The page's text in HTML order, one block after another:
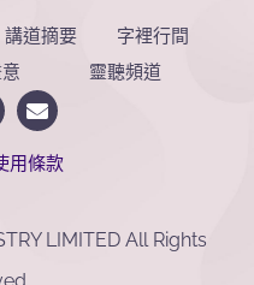
講道摘要
字裡行間
靈聽頻道
用條款
LIMITED All Rights